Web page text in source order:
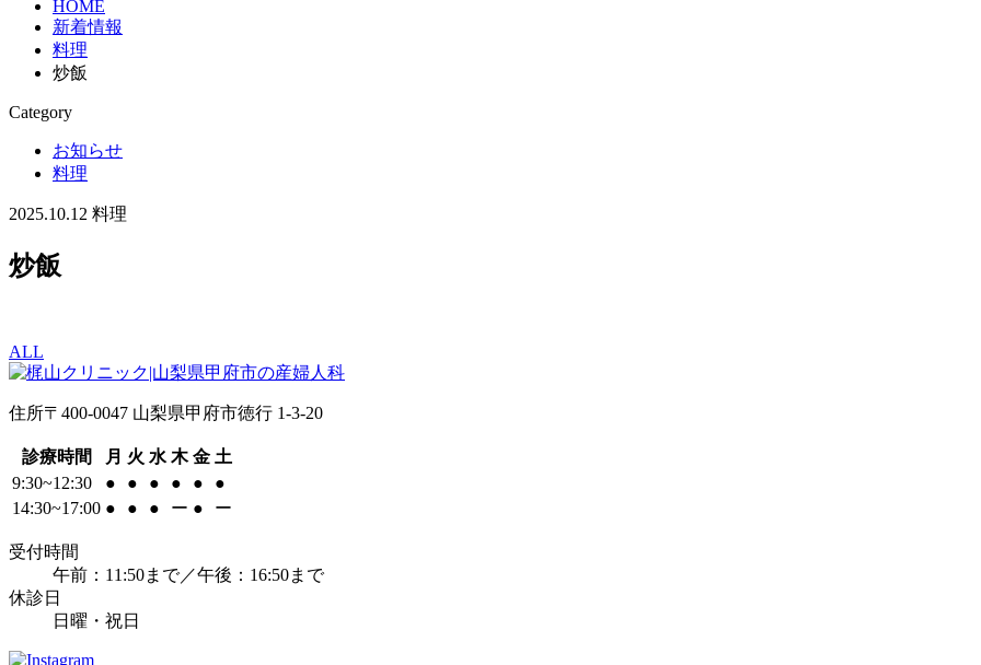
HOME
新着情報
料理
炒飯
Category
お知らせ
料理
2025.10.12 料理
炒飯
ALL
住所〒400-0047 山梨県甲府市徳行 1-3-20
診療時間 月 火 水 木 金 土
9:30~12:30
● ● ● ● ●
●
14:30~17:00 ● ● ● ー ● ー
受付時間
午前：11:50まで／午後：16:50まで
休診日
日曜・祝日